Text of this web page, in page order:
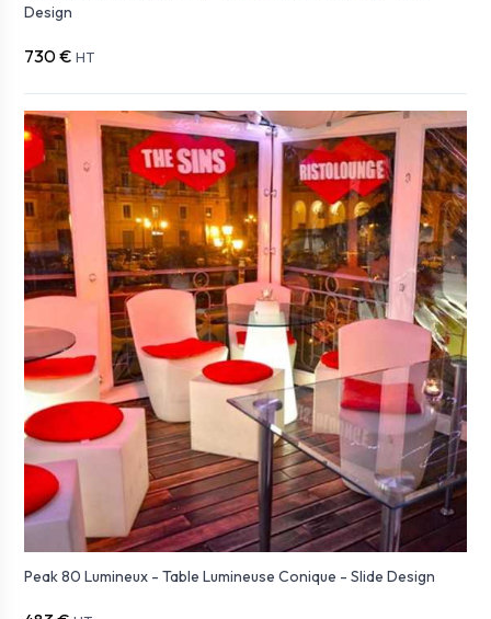
Design
730 € HT
Peak 80 Lumineux - Table Lumineuse Conique - Slide Design